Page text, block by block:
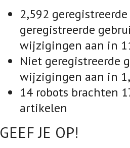
2,592
geregistreerde
wijzigingen aan in
Niet geregistreerde
wijzigingen aan in
14 robots brachten
artikelen
GEEF JE OP!